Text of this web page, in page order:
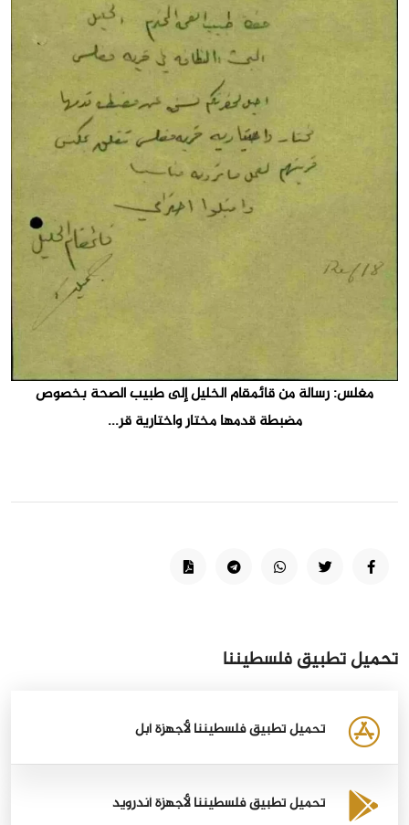
مغلس: رسالة من قائمقام الخليل إلى طبيب الصحة بخصوص
مضبطة قدمها مختار واختارية قر...
تحميل تطبيق فلسطيننا
تحميل تطبيق فلسطيننا لأجهزة أبل
تحميل تطبيق فلسطيننا لأجهزة أندرويد